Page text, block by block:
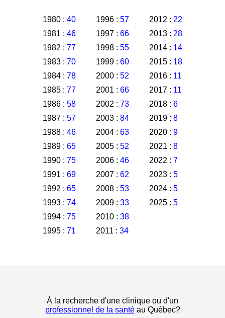
1980 : 40
1981 : 46
1982 : 77
1983 : 70
1984 : 78
1985 : 77
1986 : 58
1987 : 57
1988 : 46
1989 : 65
1990 : 75
1991 : 69
1992 : 65
1993 : 74
1994 : 75
1995 : 71
1996 : 57
1997 : 66
1998 : 55
1999 : 60
2000 : 52
2001 : 66
2002 : 73
2003 : 84
2004 : 63
2005 : 52
2006 : 46
2007 : 62
2008 : 53
2009 : 33
2010 : 38
2011 : 34
2012 : 22
2013 : 28
2014 : 14
2015 : 18
2016 : 11
2017 : 11
2018 : 6
2019 : 8
2020 : 9
2021 : 8
2022 : 7
2023 : 5
2024 : 5
2025 : 5
À la recherche d'une clinique ou d'un
professionnel de la santéau Québec?